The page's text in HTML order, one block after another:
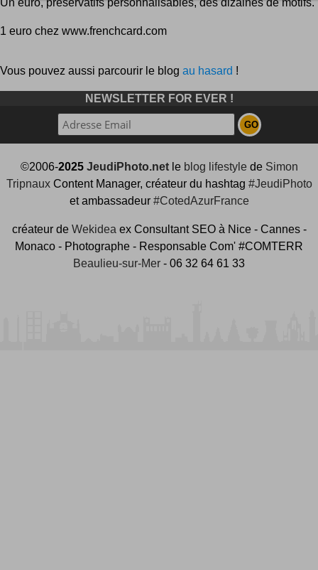
1 euro chez www.frenchcard.com
Vous pouvez aussi parcourir le blog au hasard !
NEWSLETTER FOR EVER !
©2006-2025 JeudiPhoto.netle blog lifestylede Simon
TripnauxContent Manager, créateur du hashtag #JeudiPhoto
et ambassadeur #CotedAzurFrance
créateur de Wekidea ex Consultant SEO à Nice - Cannes -
Monaco - Photographe - Responsable Com' #COMTERR
Beaulieu-sur-Mer - 06 32 64 61 33